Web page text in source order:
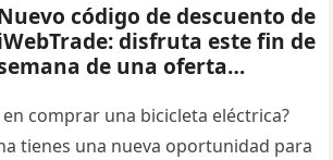
código de descuento de
disfruta este fin de
de una oferta
en comprar una bicicleta eléctrica?
tienes una nueva oportunidad para